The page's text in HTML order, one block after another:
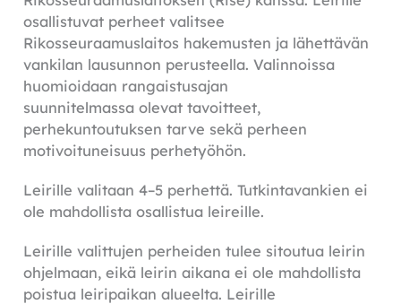
osallistuvat perheet valitsee
Rikosseuraamuslaitos hakemusten ja lähettävän
vankilan lausunnon perusteella. Valinnoissa
huomioidaan rangaistusajan
suunnitelmassa olevat tavoitteet,
perhekuntoutuksen tarve sekä perheen
motivoituneisuus perhetyöhön.
Leirille valitaan 4–5 perhettä. Tutkintavankien ei
ole mahdollista osallistua leireille.
Leirille valittujen perheiden tulee sitoutua leirin
ohjelmaan, eikä leirin aikana ei ole mahdollista
poistua leiripaikan alueelta. Leirille